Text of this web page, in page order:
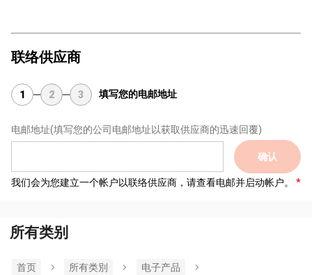
联络供应商
1 2 3 填写您的电邮地址
电邮地址(填写您的公司电邮地址以获取供应商的迅速回覆)
确认
我们会为您建立一个帐户以联络供应商，请查看电邮并启动帐户。
所有类别
首页 所有类別
电子产品